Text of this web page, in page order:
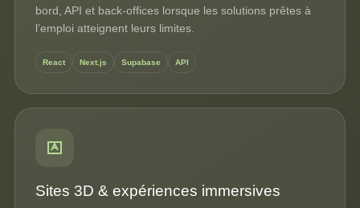
bord, API et back-offices lorsque les solutions prêtes à
l’emploi atteignent leurs limites.
React Next.js Supabase API
Sites 3D & expériences immersives